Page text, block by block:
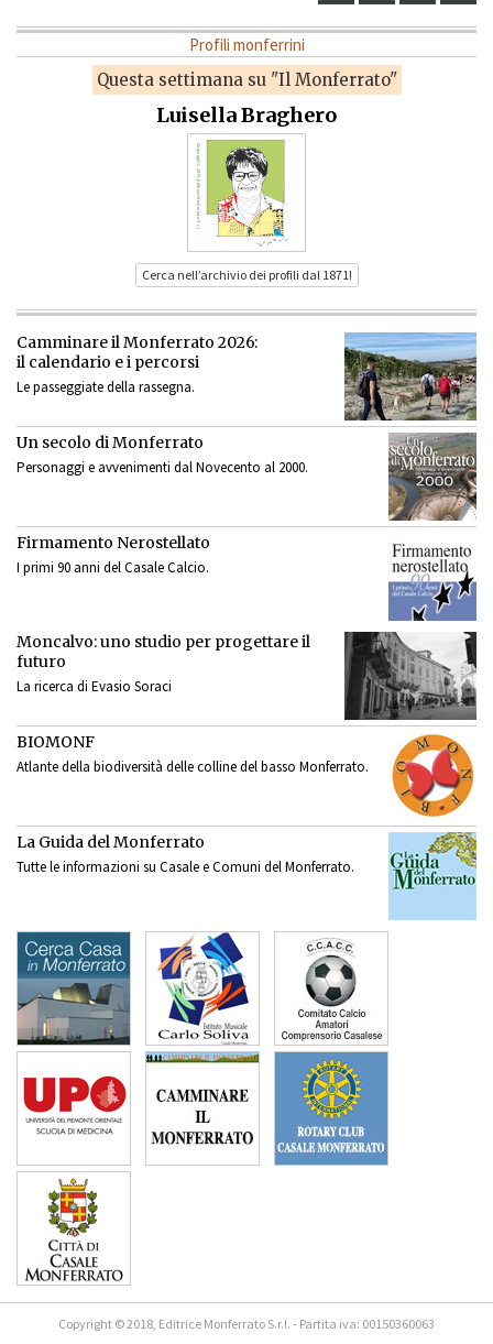
Profili monferrini
Questa settimana su "Il Monferrato"
Luisella Braghero
Cerca nell’archivio dei profili dal 1871!
Camminare il Monferrato 2026:
il calendario e i percorsi
Le passeggiate della rassegna.
Un secolo di Monferrato
Personaggi e avvenimenti dal Novecento al 2000.
Firmamento Nerostellato
I primi 90 anni del Casale Calcio.
Moncalvo: uno studio per progettare il
futuro
La ricerca di Evasio Soraci
BIOMONF
Atlante della biodiversità delle colline del basso Monferrato.
La Guida del Monferrato
Tutte le informazioni su Casale e Comuni del Monferrato.
Copyright © 2018, Editrice Monferrato S.r.l. - Partita iva: 00150360063